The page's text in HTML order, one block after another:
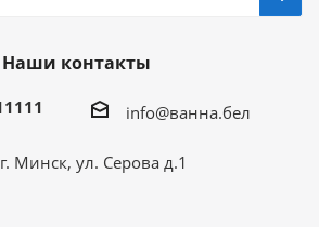
Наши контакты
info@ванна.бел
г. Минск, ул. Серова д.1